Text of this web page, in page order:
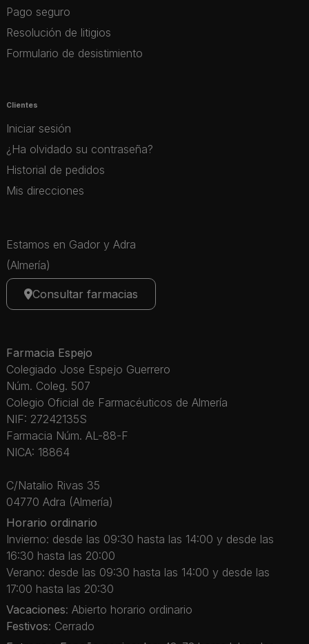
Pago seguro
Resolución de litigios
Formulario de desistimiento
Clientes
Iniciar sesión
¿Ha olvidado su contraseña?
Historial de pedidos
Mis direcciones
Estamos en Gador y Adra
(Almería)
Consultar farmacias
Farmacia Espejo
Colegiado Jose Espejo Guerrero
Núm. Coleg. 507
Colegio Oficial de Farmacéuticos de Almería
NIF: 27242135S
Farmacia Núm. AL-88-F
NICA: 18864
C/Natalio Rivas 35
04770 Adra (Almería)
Horario ordinario
Invierno: desde las 09:30 hasta las 14:00 y desde las
16:30 hasta las 20:00
Verano: desde las 09:30 hasta las 14:00 y desde las
17:00 hasta las 20:30
Vacaciones: Abierto horario ordinario
Festivos: Cerrado